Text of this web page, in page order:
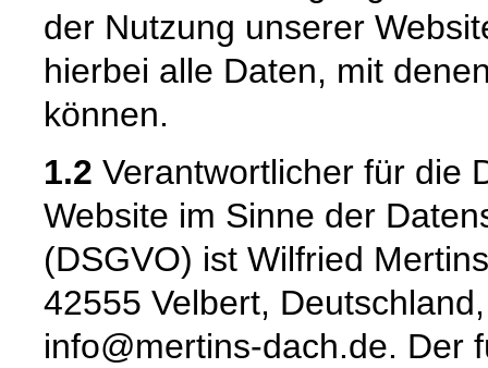
der Nutzung unserer
hierbei alle Daten, mit
können.
1.2 Verantwortlicher für die
Website im Sinne der
(DSGVO) ist Wilfried
42555 Velbert,
info@mertins-dach.de. Der